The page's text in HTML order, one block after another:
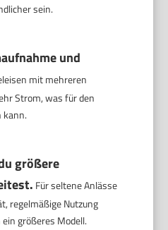
sein.
und
mit mehreren
Strom, was für den
kann.
größere
Für seltene Anlässe
regelmäßige Nutzung
größeres Modell.